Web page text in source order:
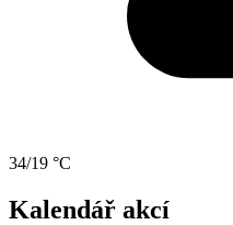
34/19 °C
Kalendář akcí